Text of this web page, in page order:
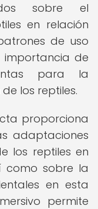
sobre el
en relación
de uso
de
para la
los reptiles.
proporciona
adaptaciones
los reptiles en
como sobre la
en esta
permite